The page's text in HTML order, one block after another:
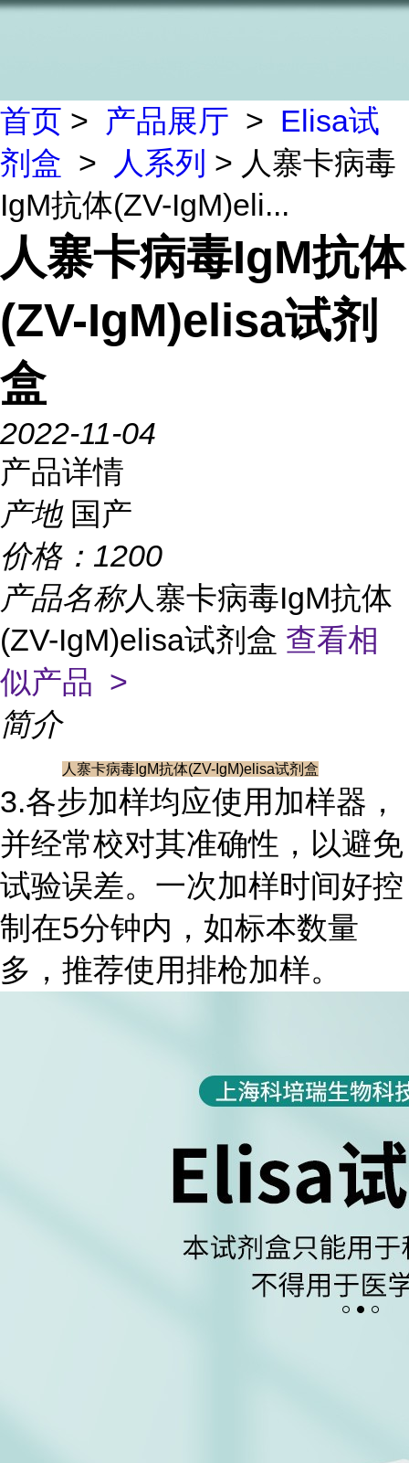
首页 > 产品展厅 > Elisa试
剂盒 > 人系列 > 人寨卡病毒
IgM抗体(ZV-IgM)eli...
人寨卡病毒IgM抗体
(ZV-IgM)elisa试剂
盒
2022-11-04
产品详情
产地 国产
价格： 1200
产品名称人寨卡病毒IgM抗体
(ZV-IgM)elisa试剂盒 查看相
似产品 >
简介
人寨卡病毒IgM抗体(ZV-IgM)elisa试剂盒
3.各步加样均应使用加样器，
并经常校对其准确性，以避免
试验误差。一次加样时间好控
制在5分钟内，如标本数量
多，推荐使用排枪加样。